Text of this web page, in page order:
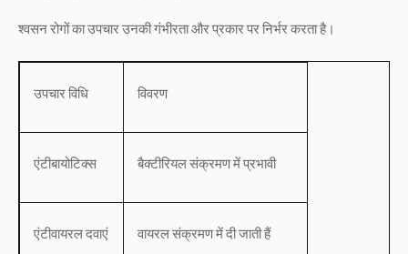
श्वसन रोगों का उपचार उनकी गंभीरता और प्रकार पर निर्भर करता है।
उपचार विधि विवरण
एंटीबायोटिक्स बैक्टीरियल संक्रमण में प्रभावी
एंटीवायरल दवाएं वायरल संक्रमण में दी जाती हैं